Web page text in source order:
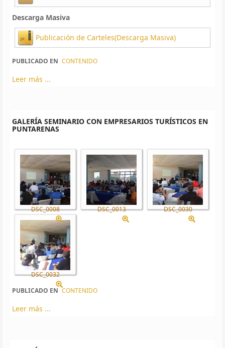
Descarga Masiva
Publicación de Carteles(Descarga Masiva)
PUBLICADO EN CONTENIDO
Leer más ...
GALERÍA SEMINARIO CON EMPRESARIOS TURÍSTICOS EN
PUNTARENAS
DSC_0008 DSC_0013 DSC_0030
DSC_0032
PUBLICADO EN CONTENIDO
Leer más ...